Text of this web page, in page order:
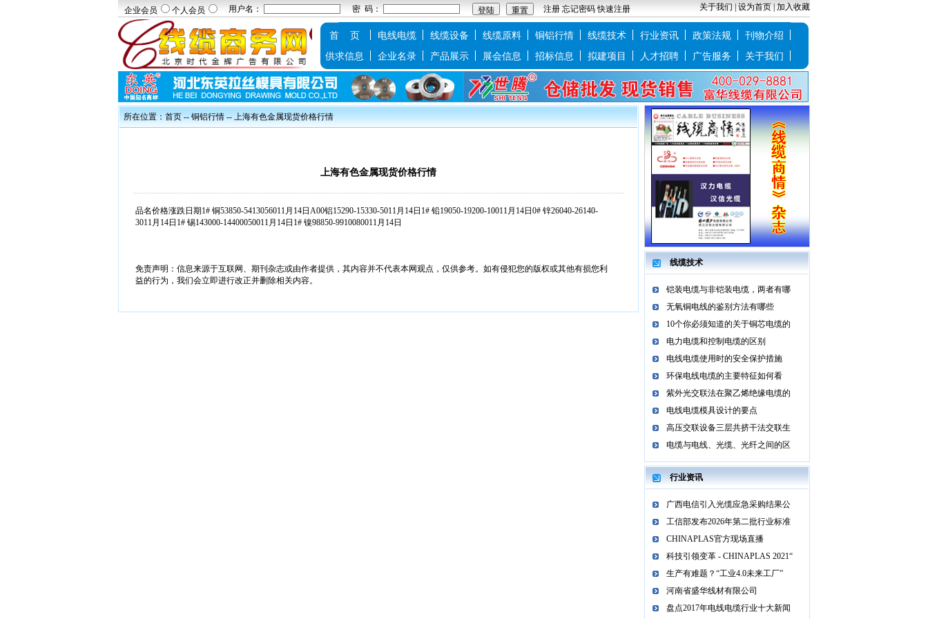
企业会员 个人会员 用户名： 密 码： 注册 忘记密码 快速注册 关于我们 设为首页 加入收藏
首 页 电线电缆 线缆设备 线缆原料 铜铝行情 线缆技术 行业资讯 政策法规
刊物介绍
供求信息
企业名录 产品展示 展会信息 招标信息 拟建项目 人才招聘 广告服务 关于我们
所在位置：首页 --铜铝行情-- 上海有色金属现货价格行情
上海有色金属现货价格行情
品名价格涨跌日期1# 铜53850-5413056011月14日A00铝15290-15330-5011月14日1# 铅19050-19200-10011月14日0# 锌26040-26140-
3011月14日1# 锡143000-14400050011月14日1# 镍98850-9910080011月14日
免责声明：信息来源于互联网、期刊杂志或由作者提供，其内容并不代表本网观点，仅供参考。如有侵犯您的版权或其他有损您利
益的行为，我们会立即进行改正并删除相关内容。
线缆技术
铠装电缆与非铠装电缆，两者有哪
无氧铜电线的鉴别方法有哪些
10个你必须知道的关于铜芯电缆的
电力电缆和控制电缆的区别
电线电缆使用时的安全保护措施
环保电线电缆的主要特征如何看
紫外光交联法在聚乙烯绝缘电缆的
电线电缆模具设计的要点
高压交联设备三层共挤干法交联生
电缆与电线、光缆、光纤之间的区
行业资讯
广西电信引入光缆应急采购结果公
工信部发布2026年第二批行业标准
CHINAPLAS官方现场直播
科技引领变革 - CHINAPLAS 2021“
生产有难题？“工业4.0未来工厂”
河南省盛华线材有限公司
盘点2017年电线电缆行业十大新闻